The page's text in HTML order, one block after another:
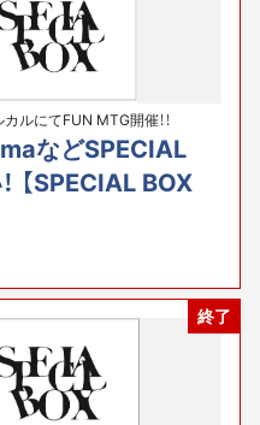
ルにてFUN MTG開催！！
などSPECIAL
【SPECIAL BOX
終了